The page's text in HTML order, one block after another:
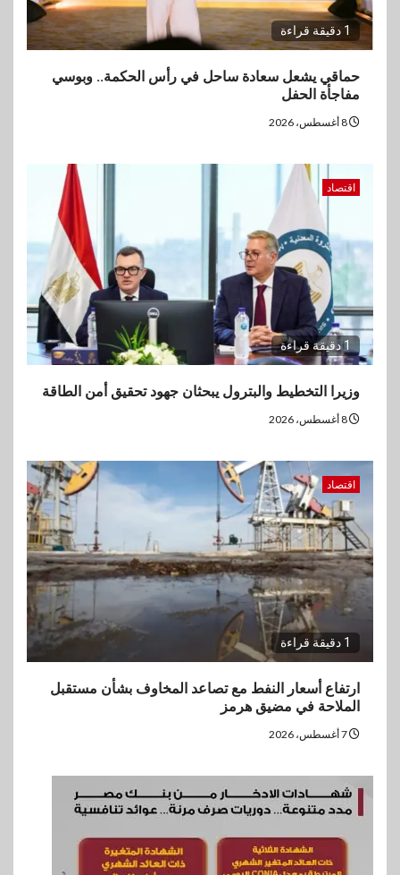
1 دقيقة قراءة
حماقي يشعل سعادة ساحل في رأس الحكمة.. وبوسي
مفاجأة الحفل
اقتصاد
1 دقيقة قراءة
وزيرا التخطيط والبترول يبحثان جهود تحقيق أمن الطاقة
اقتصاد
1 دقيقة قراءة
ارتفاع أسعار النفط مع تصاعد المخاوف بشأن مستقبل
الملاحة في مضيق هرمز